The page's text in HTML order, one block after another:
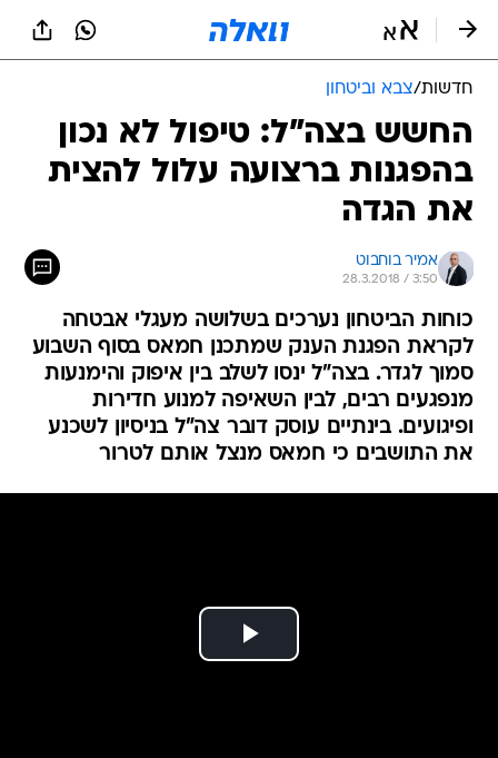
חדשות/צבא וביטחון
החשש בצה"ל: טיפול לא נכון
בהפגנות ברצועה עלול להצית
את הגדה
אמיר בוחבוט
28.3.2018 / 3:50
כוחות הביטחון נערכים בשלושה מעגלי אבטחה
לקראת הפגנת הענק שמתכנן חמאס בסוף השבוע
סמוך לגדר. בצה"ל ינסו לשלב בין איפוק והימנעות
מנפגעים רבים, לבין השאיפה למנוע חדירות
ופיגועים. בינתיים עוסק דובר צה"ל בניסיון לשכנע
את התושבים כי חמאס מנצל אותם לטרור